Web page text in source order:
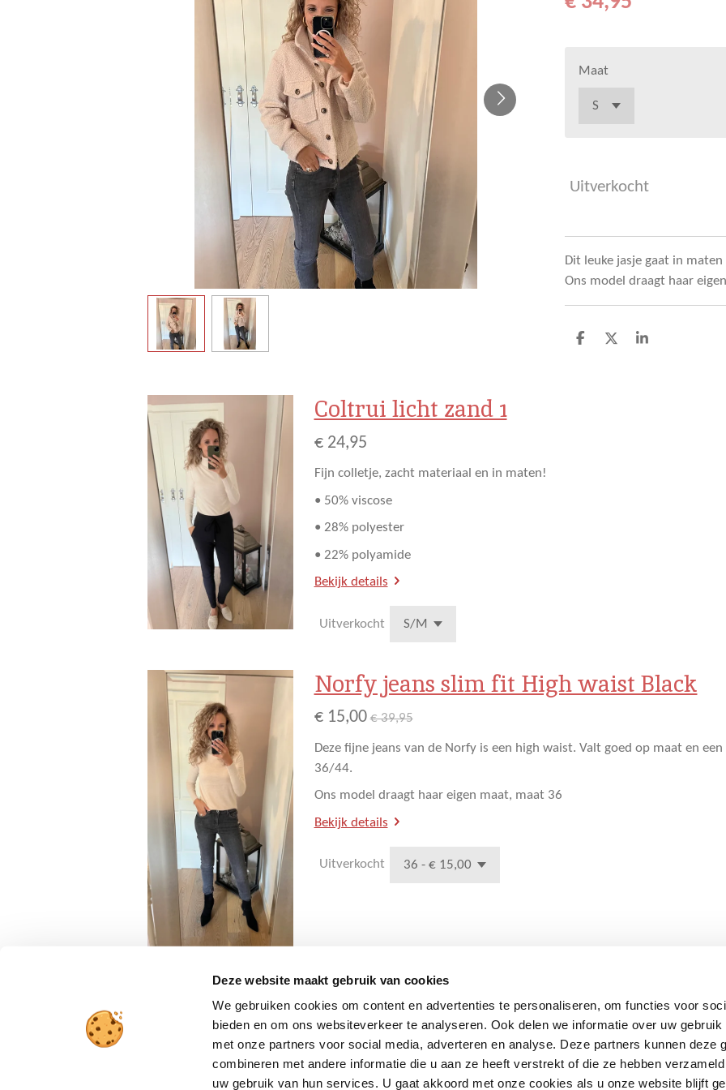
Deze website maakt gebruik van cookies
We gebruiken cookies om content en advertenties te personaliseren, om functies voor
bieden en om ons websiteverkeer te analyseren. Ook delen we informatie over uw
met onze partners voor social media, adverteren en analyse. Deze partners kunnen deze
combineren met andere informatie die u aan ze heeft verstrekt of die ze hebben
uw gebruik van hun services. U gaat akkoord met onze cookies als u onze website blijft
Maat
Uitverkocht
Dit leuke jasje gaat in
Ons model draagt haar
D
D
S
Coltrui licht zand 1
€ 24,95
Fijn colletje, zacht materiaal en in maten!
• 50% viscose
• 28% polyester
• 22% polyamide
Bekijk details
Uitverkocht
Norfy jeans slim fit High waist Black
€ 15,00 € 39,95
Deze fijne jeans van de Norfy is een high waist. Valt goed op maat en
36/44.
Ons model draagt haar eigen maat, maat 36
Bekijk details
Uitverkocht
Verzending en betaling
Retourbeleid